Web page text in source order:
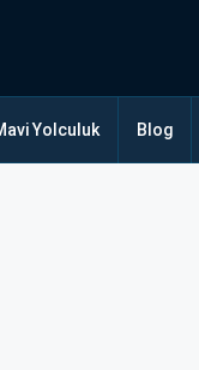
Yolculuk Blog